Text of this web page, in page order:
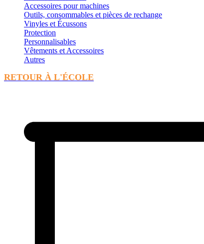
Accessoires pour machines
Outils, consommables et pièces de rechange
Vinyles et Écussons
Protection
Personnalisables
Vêtements et Accessoires
Autres
RETOUR À L'ÉCOLE